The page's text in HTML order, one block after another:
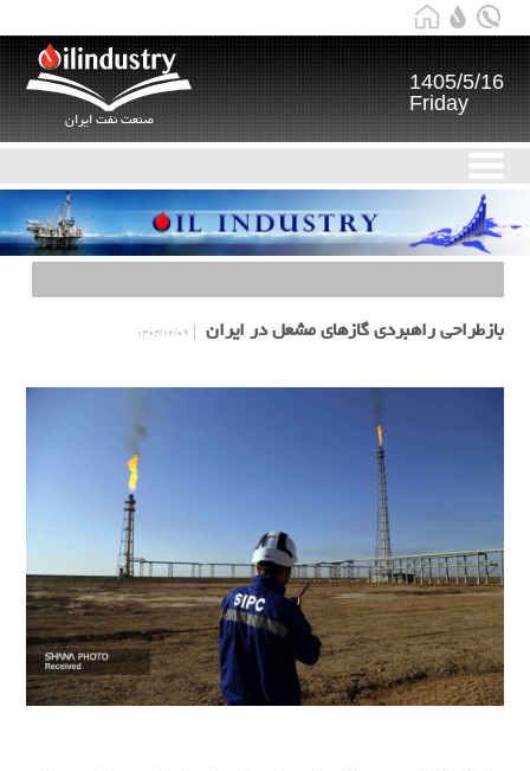
صنعت نفت ایران
1405/5/16
Friday
بازطراحی راهبردی گازهای مشعل در ایران ۱۴۰۴/۱۲/۰۹